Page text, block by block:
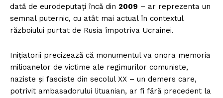
dată de eurodeputați încă din 2009 – ar reprezenta un
semnal puternic, cu atât mai actual în contextul
războiului purtat de Rusia împotriva Ucrainei.
Inițiatorii precizează că monumentul va onora memoria
milioanelor de victime ale regimurilor comuniste,
naziste și fasciste din secolul XX – un demers care,
potrivit ambasadorului lituanian, ar fi fără precedent la